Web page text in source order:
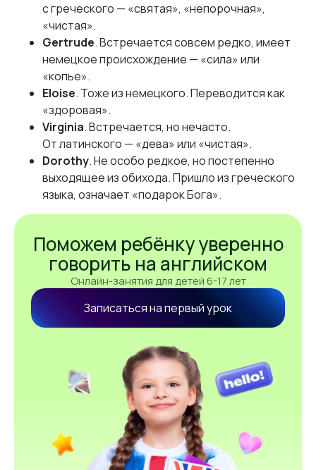
с греческого — «святая», «непорочная»,
«чистая».
Gertrude. Встречается совсем редко, имеет
немецкое происхождение — «сила» или
«копье».
Eloise. Тоже из немецкого. Переводится как
«здоровая».
Virginia. Встречается, но нечасто.
От латинского — «дева» или «чистая».
Dorothy. Не особо редкое, но постепенно
выходящее из обихода. Пришло из греческого
языка, означает «подарок Бога».
Поможем ребёнку уверенно
говорить на английском
Онлайн-занятия для детей 6-17 лет
Записаться на первый урок